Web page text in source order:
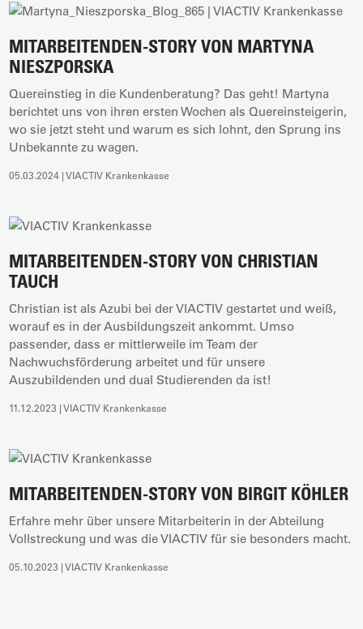
MITARBEITENDEN-STORY VON MARTYNA
NIESZPORSKA
Quereinstieg in die Kundenberatung? Das geht! Martyna
berichtet uns von ihren ersten Wochen als Quereinsteigerin,
wo sie jetzt steht und warum es sich lohnt, den Sprung ins
Unbekannte zu wagen.
05.03.2024 | VIACTIV Krankenkasse
MITARBEITENDEN-STORY VON CHRISTIAN
TAUCH
Christian ist als Azubi bei der VIACTIV gestartet und weiß,
worauf es in der Ausbildungszeit ankommt. Umso
passender, dass er mittlerweile im Team der
Nachwuchsförderung arbeitet und für unsere
Auszubildenden und dual Studierenden da ist!
11.12.2023 | VIACTIV Krankenkasse
MITARBEITENDEN-STORY VON BIRGIT KÖHLER
Erfahre mehr über unsere Mitarbeiterin in der Abteilung
Vollstreckung und was die VIACTIV für sie besonders macht.
05.10.2023 | VIACTIV Krankenkasse